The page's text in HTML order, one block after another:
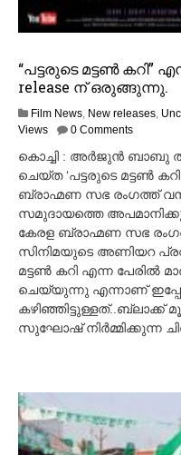
“പട്ടരുടെ മട്ടൺ കറി”
release ന് ഒരുങ്ങുന്നു.
Film News, New releases,
Views
0 Comments
കൊച്ചി : അർജുൻ ബാബു
ചെയ്ത ‘പട്ടരുടെ മട്ടൺ
ബ്രാഹ്മണ സഭ രംഗത്ത്
സമുദായത്തെ
കേരള ബ്രാഹ്മണ സഭ
സിനിമയുടെ അണിയറ
മട്ടൺ കറി എന്ന പേരിൽ
ചെയ്യുന്നു എന്നാണ്
സുഘോഷ് നിർമ്മിക്കുന്ന